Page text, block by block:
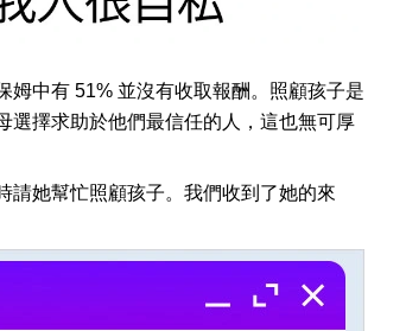
姆中有 51% 並沒有收取報酬。照顧孩子是
選擇求助於他們最信任的人，這也無可厚
請她幫忙照顧孩子。我們收到了她的來